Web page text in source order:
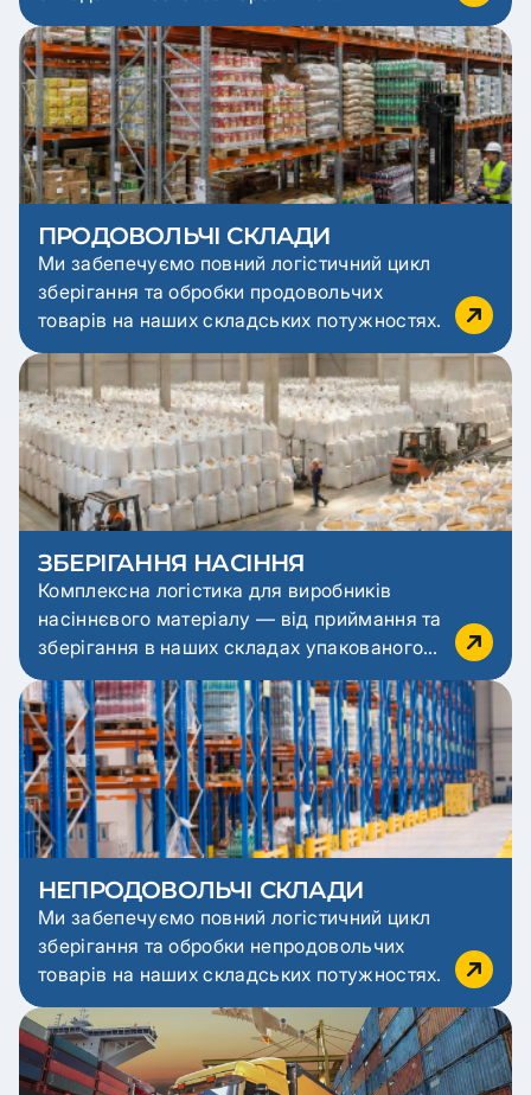
охолодження в ключових транзитних
регіонах України.
ПРОДОВОЛЬЧІ СКЛАДИ
Ми забепечуємо повний логістичний цикл
зберігання та обробки продовольчих
товарів на наших складських потужностях.
ЗБЕРІГАННЯ НАСІННЯ
Комплексна логістика для виробників
насіннєвого матеріалу — від приймання та
зберігання в наших складах упакованого
насіннєвого матеріалу у приміщеннях з
заданими температурними режимами та
вологістю (з фумігацією та захистом від
шкідників) до його доставки клієнтам
Замовника наших послуг (з урахуванням
сезонності та специфіки
сільськогосподарської продукції).
НЕПРОДОВОЛЬЧІ СКЛАДИ
Ми забепечуємо повний логістичний цикл
зберігання та обробки непродовольчих
товарів на наших складських потужностях.